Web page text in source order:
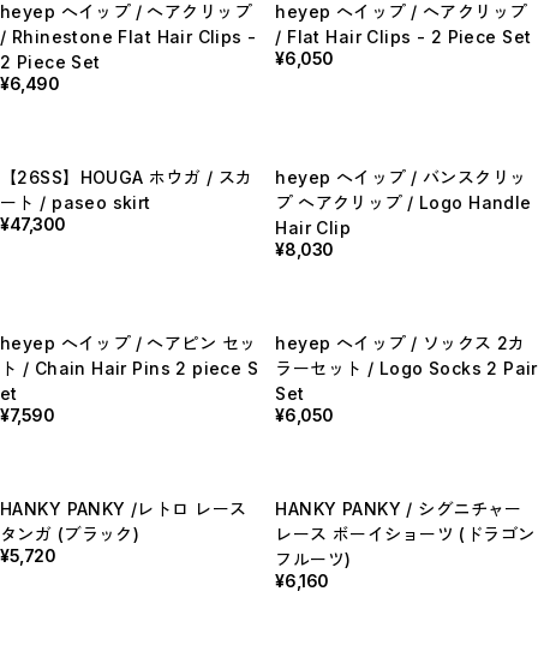
O
P
R
S
T
【MEN'S】BRAND LIST
A
B
N
P
T
OUTER / コート,ブルゾン,ジャケット
TOPS / カットソー,ブラウス,ニット
BOTTOMS / パンツ,スカート
DRESSES / ワンピース
heyep へイップ / ヘアクリップ
/ Rhinestone Flat Hair Clips -
2 Piece Set
¥6,490
heyep へイップ / ヘアクリップ
/ Flat Hair Clips - 2 Piece Set
¥6,050
【26SS】HOUGA ホウガ / スカ
ート / paseo skirt
¥47,300
heyep へイップ / バンスクリッ
プ ヘアクリップ / Logo Handle
Hair Clip
¥8,030
heyep へイップ / ヘアピン セッ
ト / Chain Hair Pins 2 piece S
et
¥7,590
heyep へイップ / ソックス 2カ
ラーセット / Logo Socks 2 Pair
Set
¥6,050
HANKY PANKY /レトロ レース
タンガ (ブラック)
¥5,720
HANKY PANKY / シグニチャー
レース ボーイショーツ (ドラゴン
フルーツ)
¥6,160